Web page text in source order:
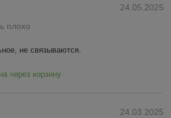
24.05.2025
плохо
не связываются.
через корзину
24.03.2025